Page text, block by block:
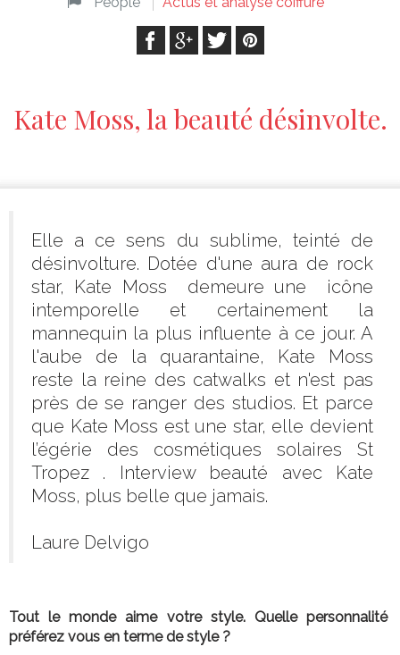
Kate Moss, la beauté désinvolte.
Elle a ce sens du sublime, teinté de
désinvolture. Dotée d'une aura de rock
star, Kate Moss demeure une icône
intemporelle et certainement la
mannequin la plus influente à ce jour. A
l'aube de la quarantaine, Kate Moss
reste la reine des catwalks et n'est pas
près de se ranger des studios. Et parce
que Kate Moss est une star, elle devient
l’égérie des cosmétiques solaires St
Tropez . Interview beauté avec Kate
Moss, plus belle que jamais.
Laure Delvigo
Tout le monde aime votre style. Quelle personnalité
préférez vous en terme de style ?